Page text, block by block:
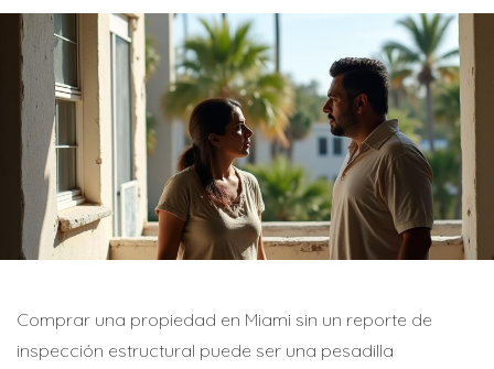
Comprar una propiedad en Miami sin un reporte de
inspección estructural puede ser una pesadilla